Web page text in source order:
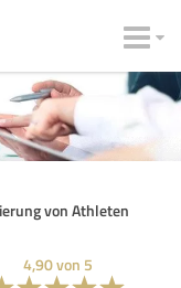
von Athleten
4,90von 5